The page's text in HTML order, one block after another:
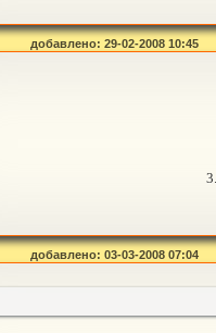
добавлено: 29-02-2008 10:45
добавлено: 03-03-2008 07:04